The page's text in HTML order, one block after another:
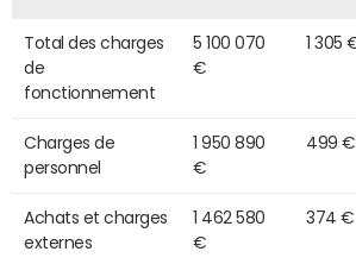
Total des charges
de
fonctionnement
5 100 070
€
1 305
Charges de
personnel
1 950 890
€
499 €
Achats et charges
externes
1 462 580
€
374 €